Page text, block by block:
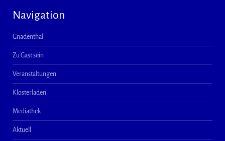
Navigation
Gnadenthal
Zu Gast sein
Veranstaltungen
Klosterladen
Mediathek
Aktuell